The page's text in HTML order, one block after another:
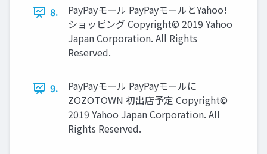
8.
PayPayモール PayPayモールとYahoo!
ショッピング Copyright© 2019 Yahoo
Japan Corporation. All Rights
Reserved.
9.
PayPayモール PayPayモールに
ZOZOTOWN 初出店予定 Copyright©
2019 Yahoo Japan Corporation. All
Rights Reserved.